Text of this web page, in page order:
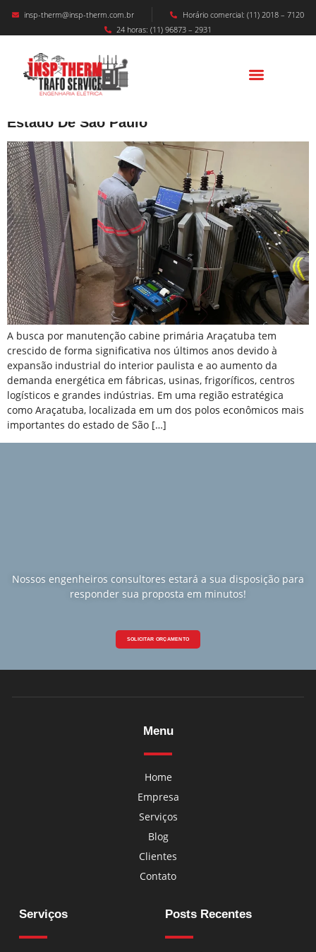
insp-therm@insp-therm.com.br
Horário comercial: (11) 2018 – 7120
24 horas: (11) 96873 – 2931
MANUTENÇÃO CABINE PRIMÁRIA
ARAÇATUBA: Segurança, Eficiência E
Estado De São Paulo
A busca por manutenção cabine primária Araçatuba tem
crescido de forma significativa nos últimos anos devido à
expansão industrial do interior paulista e ao aumento da
demanda energética em fábricas, usinas, frigoríficos, centros
logísticos e grandes indústrias. Em uma região estratégica
como Araçatuba, localizada em um dos polos econômicos mais
importantes do estado de São […]
Nossos engenheiros consultores estará a sua disposição para
responder sua proposta em minutos!
SOLICITAR ORÇAMENTO
Menu
Home
Empresa
Serviços
Blog
Clientes
Contato
Serviços Posts Recentes